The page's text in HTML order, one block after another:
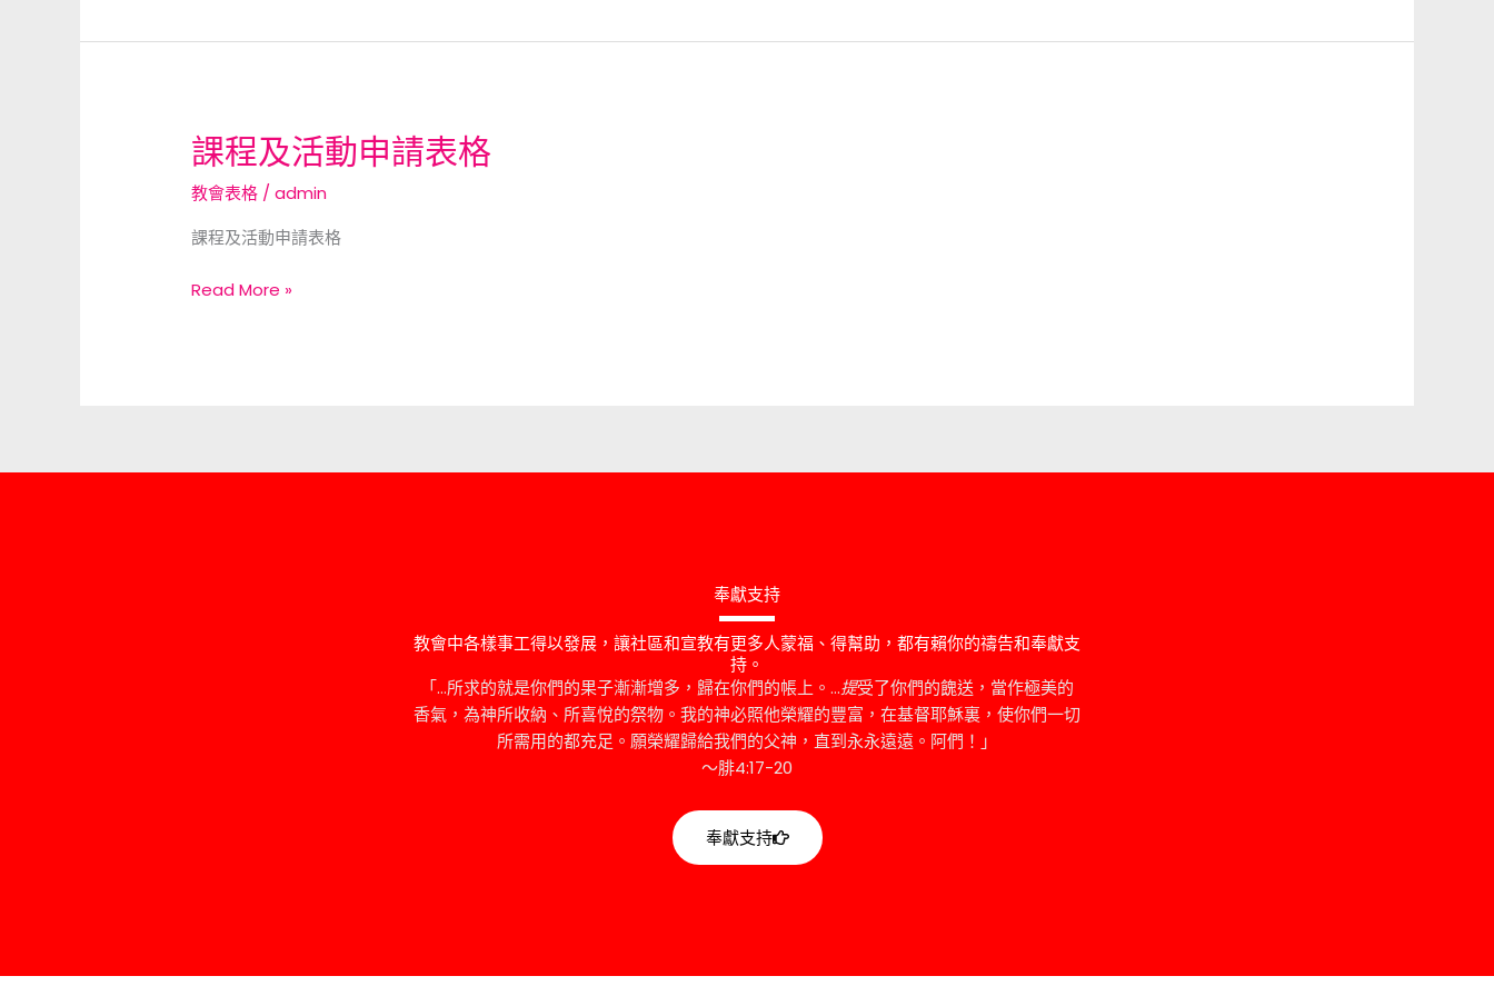
課程及活動申請表格
教會表格 /admin
課程及活動申請表格
課
程
及
活
動
請
Read More »
奉獻支持
教會中各樣事工得以發展，讓社區和宣教有更多人蒙福、得幫助，都有賴你的禱告和奉獻支
持。
「…所求的就是你們的果子漸漸增多，歸在你們的帳上。…提受了你們的餽送，當作極美的
香氣，為神所收納、所喜悅的祭物。我的神必照他榮耀的豐富，在基督耶穌裏，使你們一切
所需用的都充足。願榮耀歸給我們的父神，直到永永遠遠。阿們！」
～腓4:17-20
奉獻支持